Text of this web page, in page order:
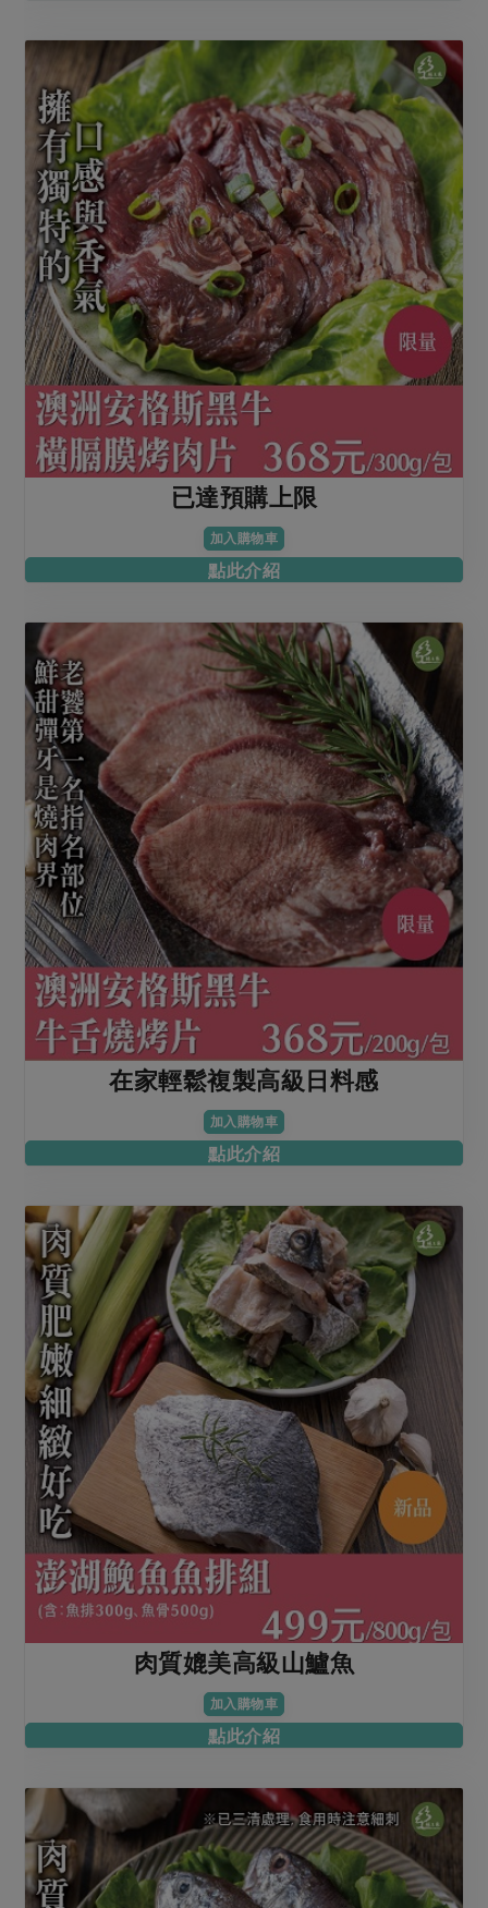
已達預購上限
加入購物車
點此介紹
在家輕鬆複製高級日料感
加入購物車
點此介紹
肉質媲美高級山鱸魚
加入購物車
點此介紹